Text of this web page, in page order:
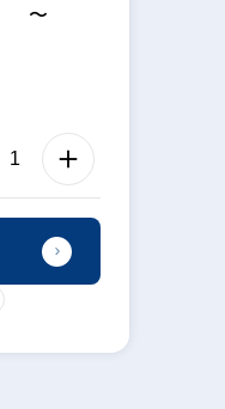
〜